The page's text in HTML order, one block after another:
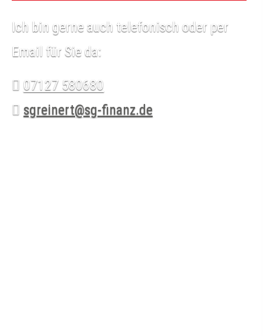
Ich bin gerne auch telefonisch oder per
Email für Sie da:
07127 580680
sgreinert@sg-finanz.de